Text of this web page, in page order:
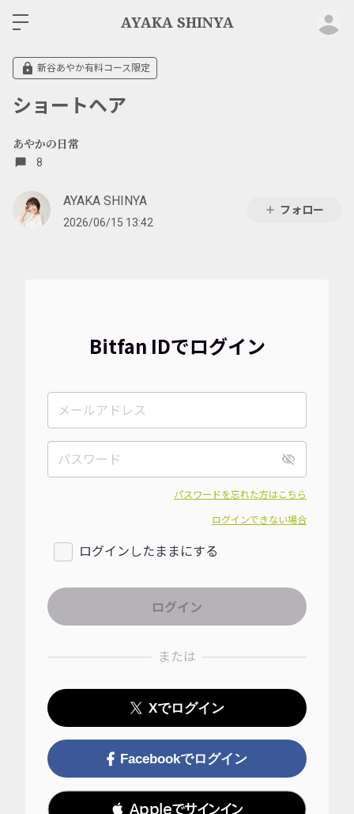
AYAKA SHINYA
新谷あやか有料コース限定
ショートヘア
あやかの日常
8
AYAKA SHINYA
2026/06/15 13:42
フォロー
Bitfan IDでログイン
パスワードを忘れた方はこちら
ログインできない場合
ログインしたままにする
または
Xでログイン
Facebookでログイン
 Appleでサインイン